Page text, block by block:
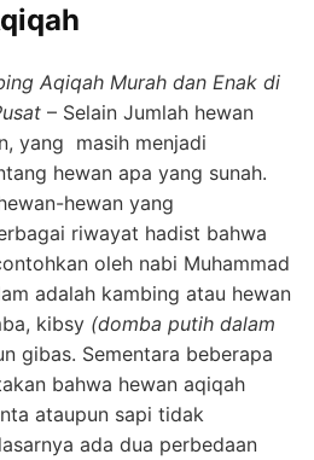
Aqiqah Murah dan Enak di
– Selain Jumlah hewan
yang masih menjadi
hewan apa yang sunah.
hewan yang
riwayat hadist bahwa
oleh nabi Muhammad
adalah kambing atau hewan
kibsy (domba putih dalam
gibas. Sementara beberapa
bahwa hewan aqiqah
ataupun sapi tidak
ada dua perbedaan